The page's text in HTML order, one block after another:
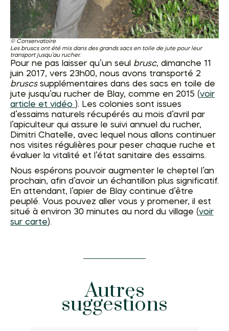
Conservatoire
Les bruscsont été mis dans des grands sacs en toile de jute pour leur
transport jusqu’au rucher.
Pour ne pas laisser qu’un seul brusc, dimanche 11
juin 2017, vers 23h00, nous avons transporté 2
bruscs supplémentaires dans des sacs en toile de
jute jusqu’au rucher de Blay, comme en 2015 (voir
article et vidéo ). Les colonies sont issues
d’essaims naturels récupérés au mois d’avril par
l’apiculteur qui assure le suivi annuel du rucher,
Dimitri Chatelle, avec lequel nous allons continuer
nos visites régulières pour peser chaque ruche et
évaluer la vitalité et l’état sanitaire des essaims.
Nous espérons pouvoir augmenter le cheptel l’an
prochain, afin d’avoir un échantillon plus significatif.
En attendant, l’apier de Blay continue d’être
peuplé. Vous pouvez aller vous y promener, il est
situé à environ 30 minutes au nord du village (voir
sur carte).
Autres
suggestions